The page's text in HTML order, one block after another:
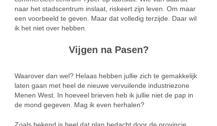
naar het stadscentrum inslaat, riskeert zijn leven. Om maar
een voorbeeld te geven. Maar dat volledig terzijde. Daar wil
ik het niet over hebben.
Vijgen na Pasen?
Waarover dan wel? Helaas hebben jullie zich te gemakkelijk
laten gaan met heel de nieuwe vervuilende industriezone
Menen West. In hoeveel brieven heb ik jullie niet de pap in
de mond gegeven. Mag ik even herhalen?